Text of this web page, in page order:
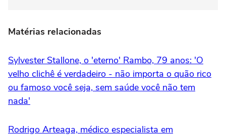
Matérias relacionadas
Sylvester Stallone, o 'eterno' Rambo, 79 anos: 'O
velho clichê é verdadeiro - não importa o quão rico
ou famoso você seja, sem saúde você não tem
nada'
Rodrigo Arteaga, médico especialista em